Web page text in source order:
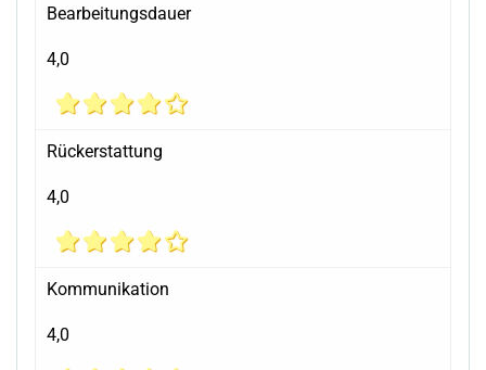
Bearbeitungsdauer
4,0
Rückerstattung
4,0
Kommunikation
4,0